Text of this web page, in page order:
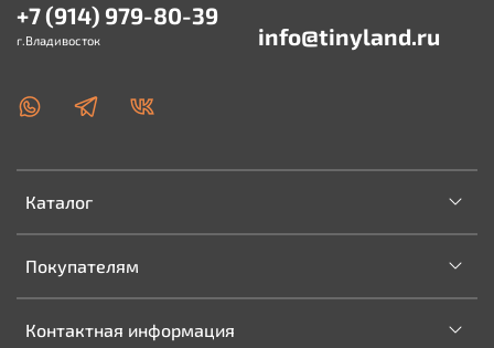
Каталог
Покупателям
Контактная информация
+7 (914) 979-80-39
г.Владивосток info@tinyland.ru